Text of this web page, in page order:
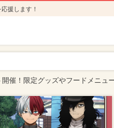
援します！
催！限定グッズやフードメニュ